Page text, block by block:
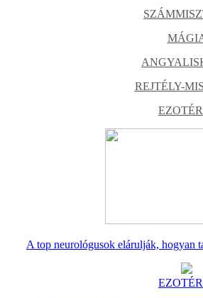
REJTÉLY-
A top neurológusok elárulják, hogyan